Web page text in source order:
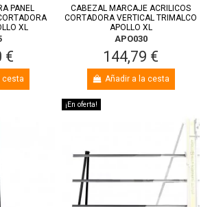
PANEL
XL
€
cesta
CABEZAL MARCAJE ACRILICOS
CORTADORA VERTICAL TRIMALCO
APOLLO XL
APO030
144,79 €
Añadir a la cesta
¡En oferta!